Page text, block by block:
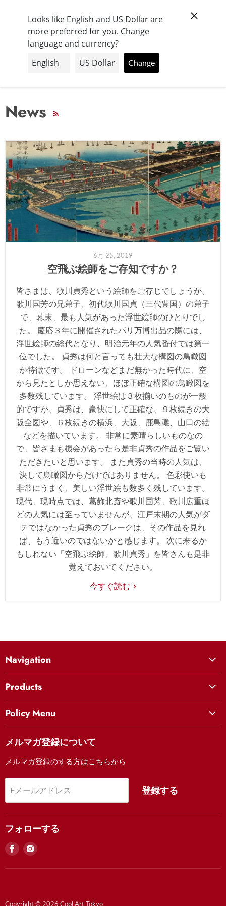
見
News
6月 25, 2019
空飛ぶ絵師をご存知ですか？
皆さまは、歌川貞秀という絵師をご存じでしょうか。
歌川国芳の兄弟子、初代歌川国貞（三代豊国）の弟子
で、幕末、最も人気があった浮世絵師のひとりでし
た。 慶応３年に開催されたパリ万博出品の際には、
浮世絵師の総代となり、明治元年の人気番付では第一
位でした。 貞秀は何と言っても壮大な構図の鳥瞰図
が特徴です。 ドローンなどまだ無かった時代に、空
から見たとしか思えない、ほぼ正確な構図の鳥瞰図を
多数残しています。 浮世絵は３枚揃いのものが一般
的ですが、貞秀は、豪快にして正確な、９枚続きの大
阪全図や、６枚続きの横浜、大阪、鹿島灘、山口の絵
などを描いています。 非常に素晴らしいものなの
で、皆さまも機会があったら是非貞秀の作品をご覧い
ただきたいと思います。 また貞秀の当時の人気は、
決して鳥瞰図からだけではありません。 色彩使いも
非常にうまく、美しい浮世絵も数多く残しています。
現代、現時点では、葛飾北斎や歌川国芳、歌川広重ほ
どの人気には至っていませんが、江戸末期の人気がダ
テではなかった貞秀のブレークは、その作品を見れ
ば、もう近いのではないかと感じます。 次に来るか
もしれない「空飛ぶ絵師、歌川貞秀」を皆さんも是非
覚えておいてください。
今すぐ読む
Navigation
Cool Art Tokyo Houseプロジェクトについて
クールアート東京を知る
Movie
FAQ
Products
妖怪
祭り
額装について
Policy Menu
Contact Us (English)
FAQ
お支払い・注文について
配送・返品について
特定商取引法に基づく表記
メルマガ登録について
メルマガ登録のする方はこちらから
Eメールアドレス 登録する
フォローする
見
Facebook
見
Instagram
Copyright © 2026 Cool Art Tokyo.
Looks like English and US Dollar are
more preferred for you. Change
language and currency?
Change